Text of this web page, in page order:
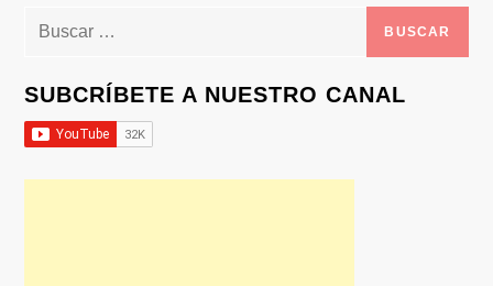
Buscar:
SUBCRÍBETE A NUESTRO CANAL